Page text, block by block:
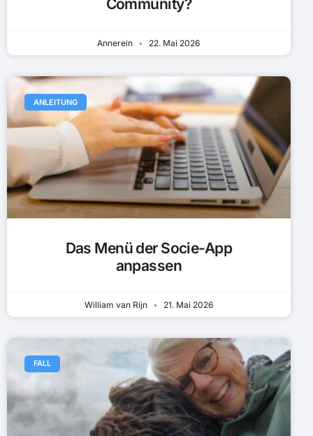
Community?
Annerein 22. Mai 2026
ANLEITUNG
Das Menü der Socie-App
anpassen
William van Rijn 21. Mai 2026
FALL